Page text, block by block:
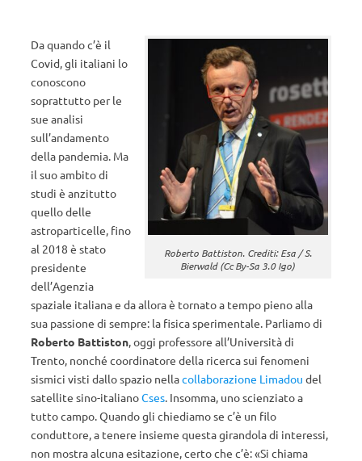
Roberto Battiston. Crediti: Esa / S.
Bierwald (Cc By-Sa 3.0 Igo)
Da quando c’è il
Covid, gli italiani lo
conoscono
soprattutto per le
sue analisi
sull’andamento
della pandemia. Ma
il suo ambito di
studi è anzitutto
quello delle
astroparticelle, fino
al 2018 è stato
presidente
dell’Agenzia
spaziale italiana e da allora è tornato a tempo pieno alla
sua passione di sempre: la fisica sperimentale. Parliamo di
Roberto Battiston, oggi professore all’Università di
Trento, nonché coordinatore della ricerca sui fenomeni
sismici visti dallo spazio nellacollaborazione Limadou del
satellite sino-italianoCses. Insomma, uno scienziato a
tutto campo. Quando gli chiediamo se c’è un filo
conduttore, a tenere insieme questa girandola di interessi,
non mostra alcuna esitazione, certo che c’è: «Si chiama